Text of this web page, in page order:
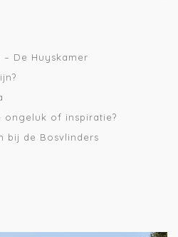
– De Huyskamer
ongeluk of inspiratie?
bij de Bosvlinders